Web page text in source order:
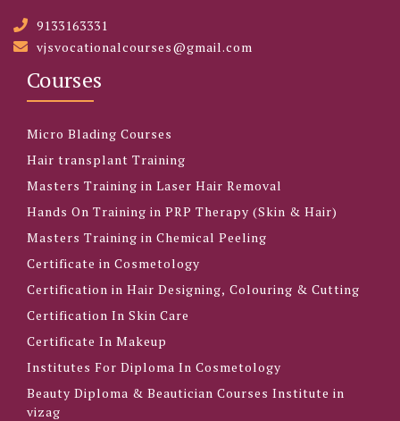
9133163331
vjsvocationalcourses@gmail.com
Courses
Micro Blading Courses
Hair transplant Training
Masters Training in Laser Hair Removal
Hands On Training in PRP Therapy (Skin & Hair)
Masters Training in Chemical Peeling
Certificate in Cosmetology
Certification in Hair Designing, Colouring & Cutting
Certification In Skin Care
Certificate In Makeup
Institutes For Diploma In Cosmetology
Beauty Diploma & Beautician Courses Institute in
vizag